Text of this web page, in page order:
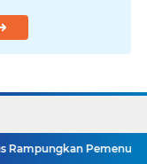
Pemenuhan Layanan